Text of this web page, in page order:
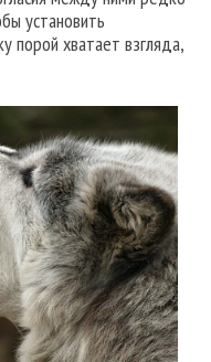
установить
порой хватает взгляда,